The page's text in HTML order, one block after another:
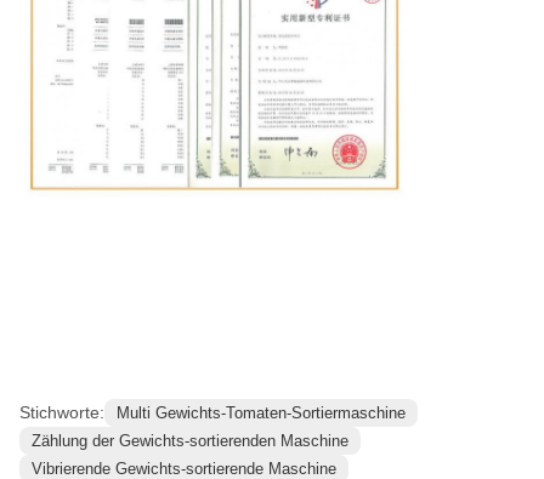
Stichworte:
Multi Gewichts-Tomaten-Sortiermaschine
Zählung der Gewichts-sortierenden Maschine
Vibrierende Gewichts-sortierende Maschine